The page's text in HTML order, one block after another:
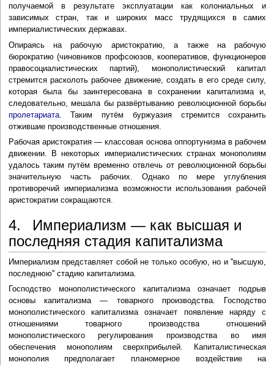
получаемой в результате эксплуатации как колониальных и
зависимых стран, так и широких масс трудящихся в самих
империалистических державах.
Опираясь на рабочую аристократию, а также на рабочую
бюрократию (чиновников профсоюзов, кооперативов, функционеров
правосоциалистических партий), монополистический капитал
стремится расколоть рабочее движение, создать в его среде силу,
которая была бы заинтересована в сохранении капитализма и,
следовательно, мешала бы развёртыванию революционной борьбы
пролетариата. Таким путём буржуазия стремится сохранить
отжившие производственные отношения.
Рабочая аристократия — классовая основа оппортунизма в рабочем
движении. В некоторых империалистических странах монополиям
удалось таким путём временно отвлечь от революционной борьбы
значительную часть рабочих. Однако по мере углубления
противоречий империализма возможности использования рабочей
аристократии сокращаются.
4. Империализм — как высшая и
последняя стадия капитализма
Империализм представляет собой не только особую, но и ''высшую,
последнюю'' стадию капитализма.
Господство монополистического капитализма означает подрыв
основы капитализма — товарного производства. Господство
монополистического капитализма означает появление наряду с
отношениями товарного производства отношений
монополистического регулирования производства во имя
обеспечения монополиям сверхприбылей. Капиталистическая
монополия предполагает планомерное воздействие на